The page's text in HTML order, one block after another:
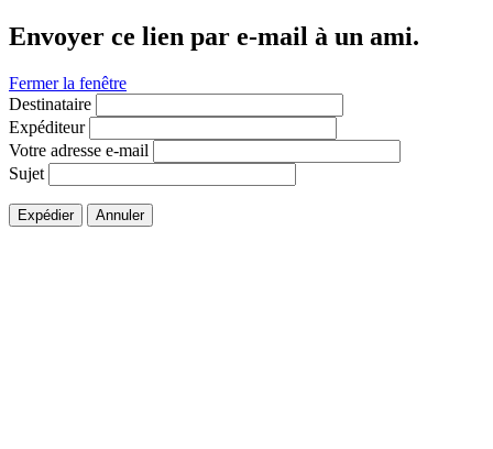
Envoyer ce lien par e-mail à un ami.
Fermer la fenêtre
Destinataire
Expéditeur
Votre adresse e-mail
Sujet
Expédier Annuler